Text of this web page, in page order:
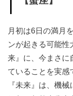
月初は6日の満月
ンが起きる可能性
来』に、今まさに
ていることを実感
『未来』は、機